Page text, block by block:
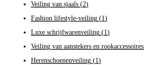
Veiling van sjaals (2)
Fashion lifestyle-veiling (1)
Luxe schrijfwarenveiling (1)
Veiling van aanstekers en rookaccessoires
Herenschoenenveiling (1)